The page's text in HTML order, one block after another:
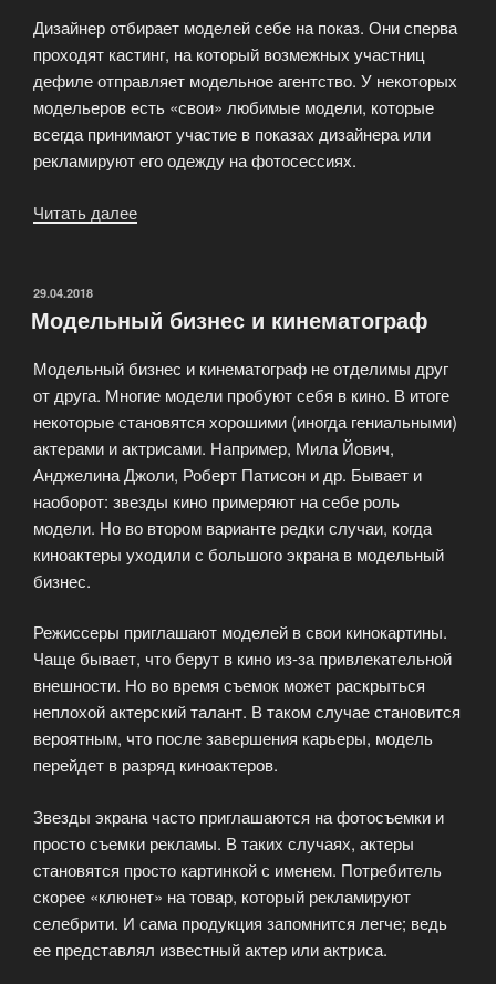
Дизайнер отбирает моделей себе на показ. Они сперва
проходят кастинг, на который возмежных участниц
дефиле отправляет модельное агентство. У некоторых
модельеров есть «свои» любимые модели, которые
всегда принимают участие в показах дизайнера или
рекламируют его одежду на фотосессиях.
Читать далее
ОПУБЛИКОВАНО
29.04.2018
Модельный бизнес и кинематограф
Модельный бизнес и кинематограф не отделимы друг
от друга. Многие модели пробуют себя в кино. В итоге
некоторые становятся хорошими (иногда гениальными)
актерами и актрисами. Например, Мила Йович,
Анджелина Джоли, Роберт Патисон и др. Бывает и
наоборот: звезды кино примеряют на себе роль
модели. Но во втором варианте редки случаи, когда
киноактеры уходили с большого экрана в модельный
бизнес.
Режиссеры приглашают моделей в свои кинокартины.
Чаще бывает, что берут в кино из-за привлекательной
внешности. Но во время съемок может раскрыться
неплохой актерский талант. В таком случае становится
вероятным, что после завершения карьеры, модель
перейдет в разряд киноактеров.
Звезды экрана часто приглашаются на фотосъемки и
просто съемки рекламы. В таких случаях, актеры
становятся просто картинкой с именем. Потребитель
скорее «клюнет» на товар, который рекламируют
селебрити. И сама продукция запомнится легче; ведь
ее представлял известный актер или актриса.